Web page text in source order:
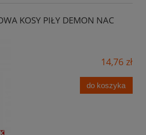
KOSY PIŁY DEMON NAC
14,76 zł
do koszyka